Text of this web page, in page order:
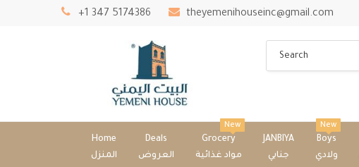
+1 347 5174386 theyemenihouseinc@gmail.com
Home
المنزل
Deals
العروض
Grocery
مواد غذائية
New
JANBIYA
جنابي
Boys
ولادي
New